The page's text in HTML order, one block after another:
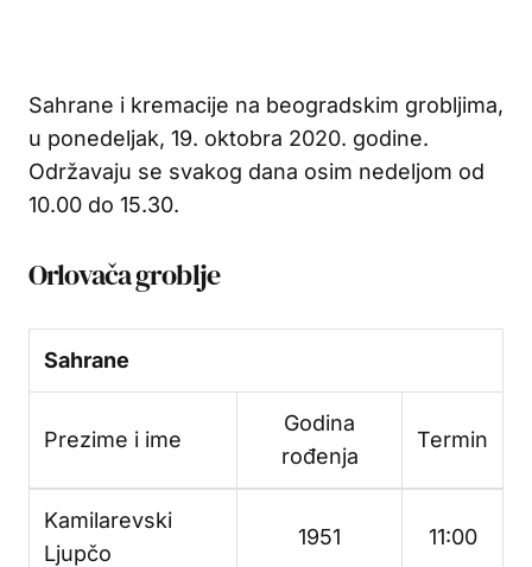
Sahrane i kremacije na beogradskim grobljima,
u ponedeljak, 19. oktobra 2020. godine.
Održavaju se svakog dana osim nedeljom od
10.00 do 15.30.
Orlovača groblje
Sahrane
Prezime i ime
Godina
rođenja
Termin
Kamilarevski
Ljupčo
1951 11:00